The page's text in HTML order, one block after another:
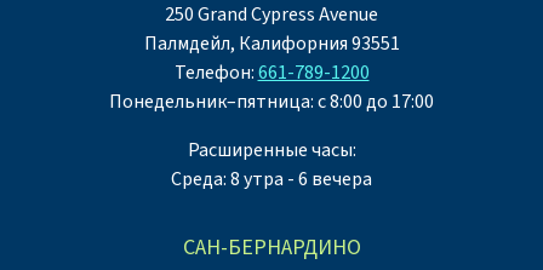
250 Grand Cypress Avenue
Палмдейл, Калифорния 93551
Телефон:661-789-1200
Понедельник–пятница: с 8:00 до 17:00
Расширенные часы:
Среда: 8 утра - 6 вечера
САН-БЕРНАРДИНО